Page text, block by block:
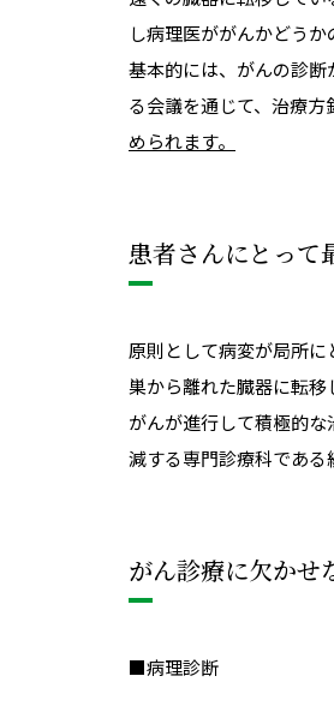
し病理医ががんかどう
基本的には、がんの診断
る会議を通じて、治療方
められます。
患者さんにとって
原則として病変が局所
巣から離れた臓器に転移
がんが進行して積極的
減する専門診療科である
がん診療に欠かせ
■病理診断